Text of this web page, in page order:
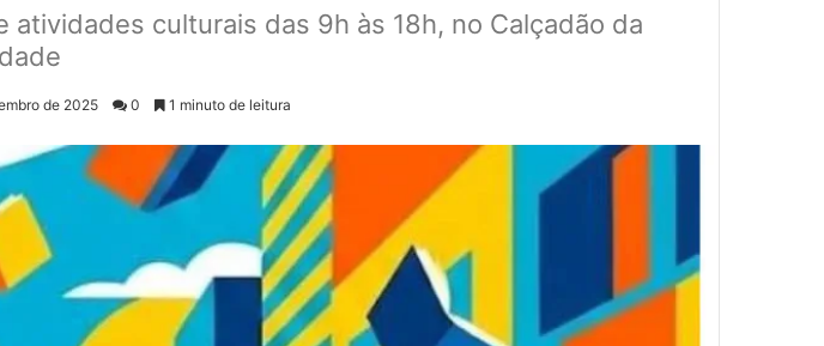
culturais das 9h às 18h, no Calçadão da
de 2025 0 1 minuto de leitura